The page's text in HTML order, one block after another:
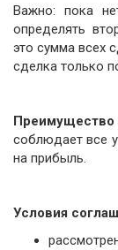
Важно: пока
определять
это сумма всех
сделка только
соблюдает все
на прибыль.
Условия